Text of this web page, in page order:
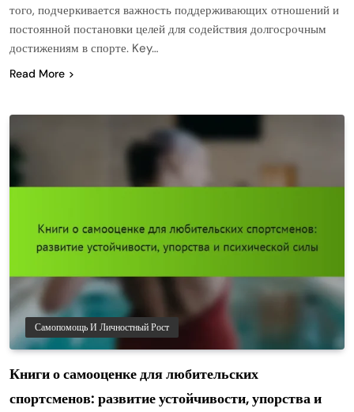
того, подчеркивается важность поддерживающих отношений и
постоянной постановки целей для содействия долгосрочным
достижениям в спорте. Key…
Read More
Самопомощь И Личностный Рост
Книги о самооценке для любительских
спортсменов: развитие устойчивости, упорства и